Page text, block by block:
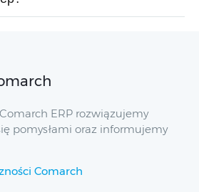
ERP rozwiązujemy
pomysłami oraz informujemy
Comarch